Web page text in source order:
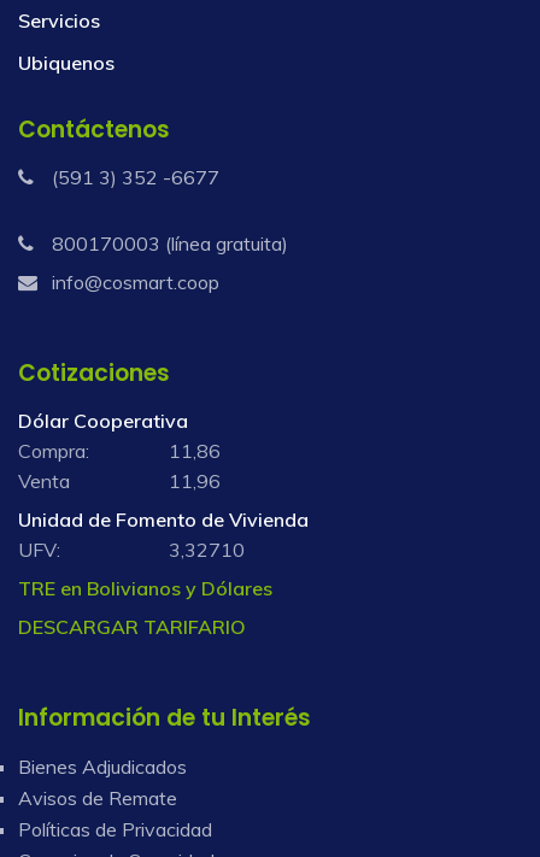
Servicios
Ubiquenos
Contáctenos
(591 3) 352 -6677
800170003 (línea gratuita)
info@cosmart.coop
Cotizaciones
Dólar Cooperativa
Compra:
11,86
Venta
11,96
Unidad de Fomento de Vivienda
UFV:
3,32710
TRE en Bolivianos y Dólares
DESCARGAR TARIFARIO
Información de tu Interés
Bienes Adjudicados
Avisos de Remate
Políticas de Privacidad